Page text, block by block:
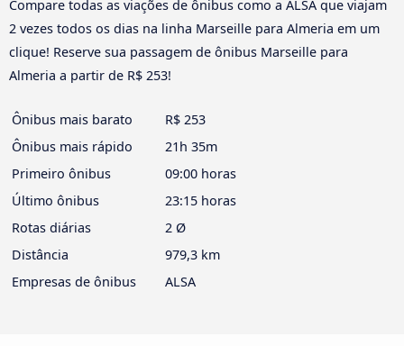
Compare todas as viações de ônibus como a ALSA que viajam
2 vezes todos os dias na linha Marseille para Almeria em um
clique! Reserve sua passagem de ônibus Marseille para
Almeria a partir de R$ 253!
Ônibus mais barato
R$ 253
Ônibus mais rápido
21h 35m
Primeiro ônibus
09:00 horas
Último ônibus
23:15 horas
Rotas diárias
2 Ø
Distância
979,3 km
Empresas de ônibus
ALSA